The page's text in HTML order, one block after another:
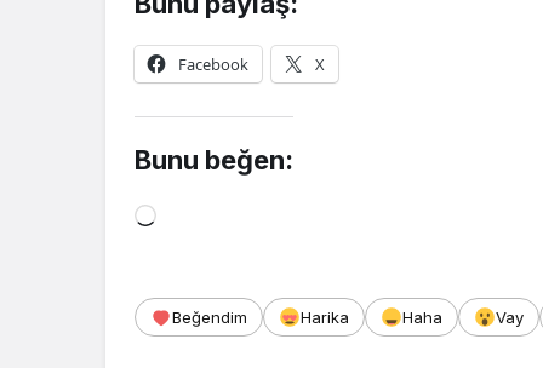
Facebook X
Bunu beğen:
Yükleniyor...
Beğendim Harika Haha Vay